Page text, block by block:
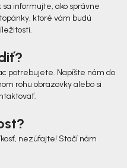
informujte, ako správne
ktoré vám budú
potrebujete. Napíšte nám do
rohu obrazovky alebo si
nezúfajte! Stačí nám